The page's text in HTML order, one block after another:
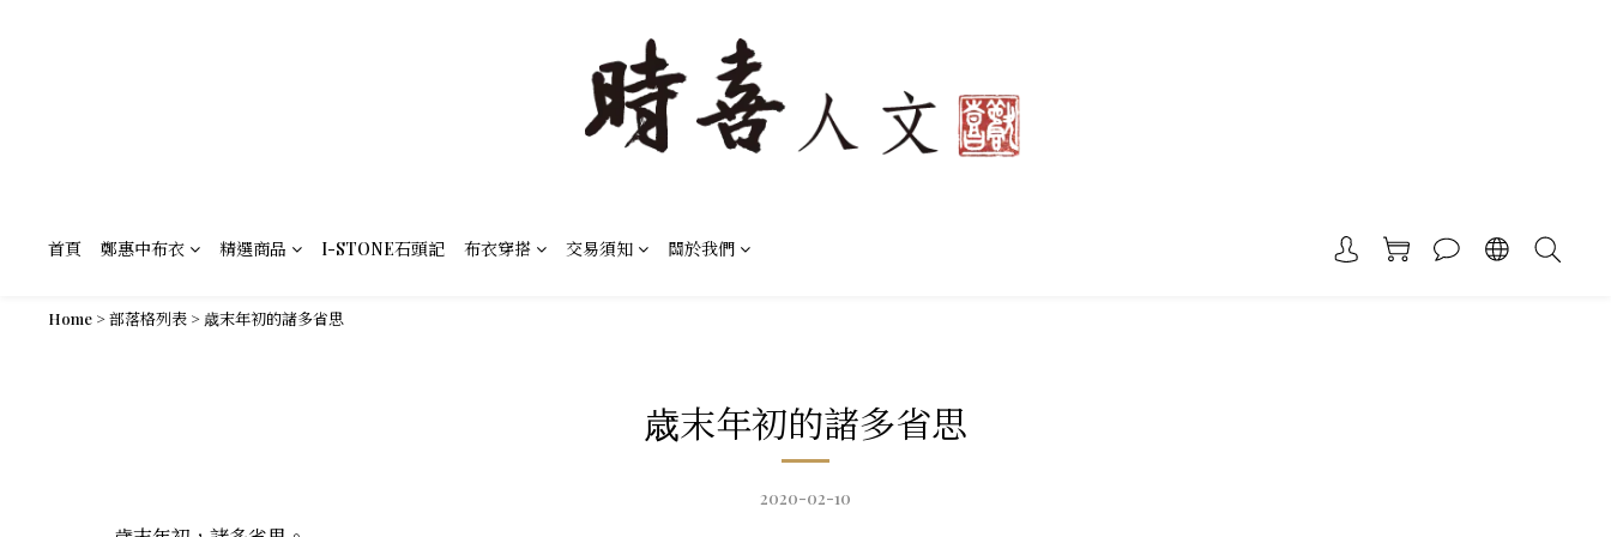
首頁 鄭惠中布衣 精選商品 I-STONE石頭記 布衣穿搭 交易須知 關於我們
Home >部落格列表 > 歳末年初的諸多省思
歳末年初的諸多省思
2020-02-10